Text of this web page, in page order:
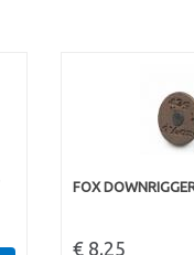
FOX
€ 8.25